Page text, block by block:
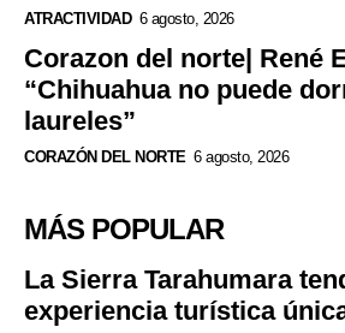
ATRACTIVIDAD 6 agosto, 2026
Corazon del norte| René
“Chihuahua no puede
laureles”
CORAZÓN DEL NORTE 6 agosto, 2026
MÁS POPULAR
La Sierra Tarahumara
experiencia turística